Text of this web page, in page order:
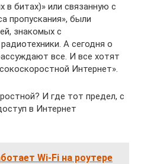
в битах)» или связанную с
пропускания», были
знакомых с
А сегодня о
все. И все хотят
Интернет».
И где тот предел, с
в Интернет
Wi-Fi на роутере